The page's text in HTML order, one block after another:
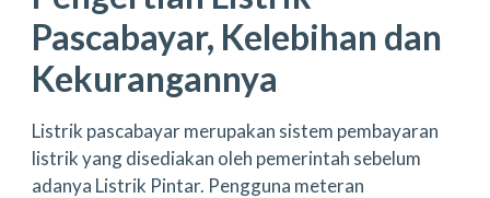
Pascabayar, Kelebihan dan
Kekurangannya
Listrik pascabayar merupakan sistem pembayaran
listrik yang disediakan oleh pemerintah sebelum
adanya Listrik Pintar. Pengguna meteran